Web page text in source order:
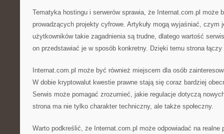
Tematyka hostingu i serwerów sprawia, że Internat.com.pl może
prowadzących projekty cyfrowe. Artykuły mogą wyjaśniać, czym
użytkowników takie zagadnienia są trudne, dlatego wartość
on przedstawiać je w sposób konkretny. Dzięki temu strona
Internat.com.pl może być również miejscem dla osób
W dobie kryptowalut kwestie prawne stają się coraz bardziej
Serwis może pomagać zrozumieć, jakie regulacje dotyczą
strona ma nie tylko charakter techniczny, ale także społeczny.
Warto podkreślić, że Internat.com.pl może odpowiadać na realne